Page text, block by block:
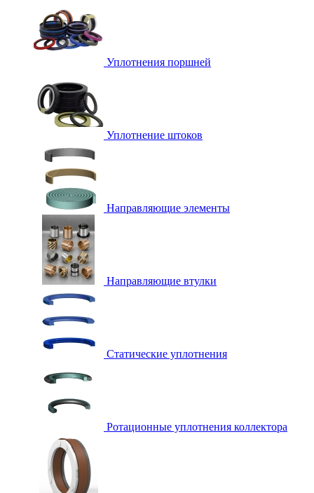
Уплотнения поршней
Уплотнение штоков
Направляющие элементы
Направляющие втулки
Статические уплотнения
Ротационные уплотнения коллектора